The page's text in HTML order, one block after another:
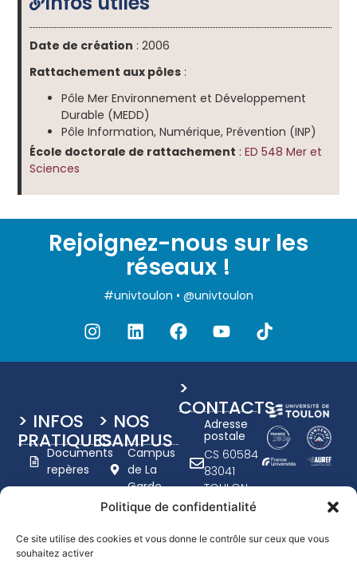
Politique de confidentialité
Ce site utilise des cookies et vous donne le contrôle sur ceux que vous
souhaitez activer
Date de création : 2006
Rattachement aux pôles :
Pôle Mer Environnement et Développement
Durable (MEDD)
Pôle Information, Numérique, Prévention (INP)
École doctorale de rattachement :ED 548 Mer et
Sciences
Rejoignez-nous sur les
réseaux !
#univtoulon • @univtoulon
>
CONTACTS
Adresse
postale
CS 60584
83041
TOULON
CEDEX 9
94 14 20
> NOS
CAMPUS
Campus
de La
Garde
Campus
- Porte
> INFOS
PRATIQUES
Documents
repères
graphique
Nous